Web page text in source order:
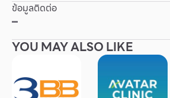
Service
Superstores
ข้อมูลติดต่อ
–
YOU MAY ALSO LIKE